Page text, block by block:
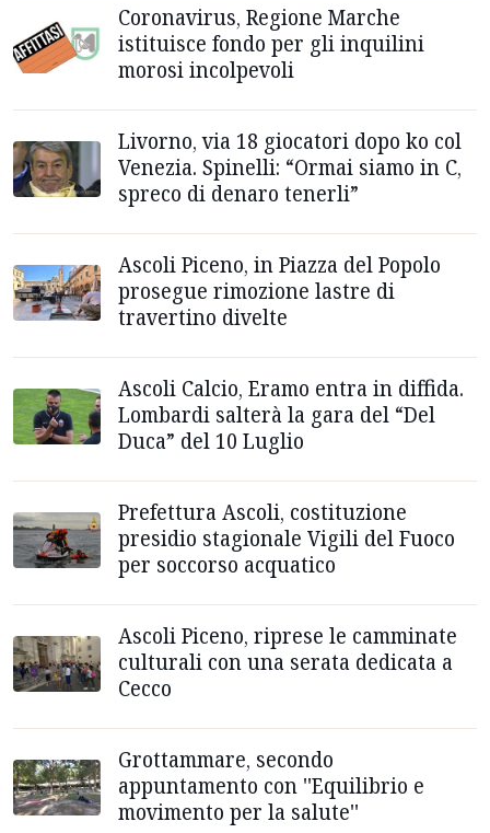
Coronavirus, Regione Marche
istituisce fondo per gli inquilini
morosi incolpevoli
Livorno, via 18 giocatori dopo ko col
Venezia. Spinelli: “Ormai siamo in C,
spreco di denaro tenerli”
Ascoli Piceno, in Piazza del Popolo
prosegue rimozione lastre di
travertino divelte
Ascoli Calcio, Eramo entra in diffida.
Lombardi salterà la gara del “Del
Duca” del 10 Luglio
Prefettura Ascoli, costituzione
presidio stagionale Vigili del Fuoco
per soccorso acquatico
Ascoli Piceno, riprese le camminate
culturali con una serata dedicata a
Cecco
Grottammare, secondo
appuntamento con ''Equilibrio e
movimento per la salute''